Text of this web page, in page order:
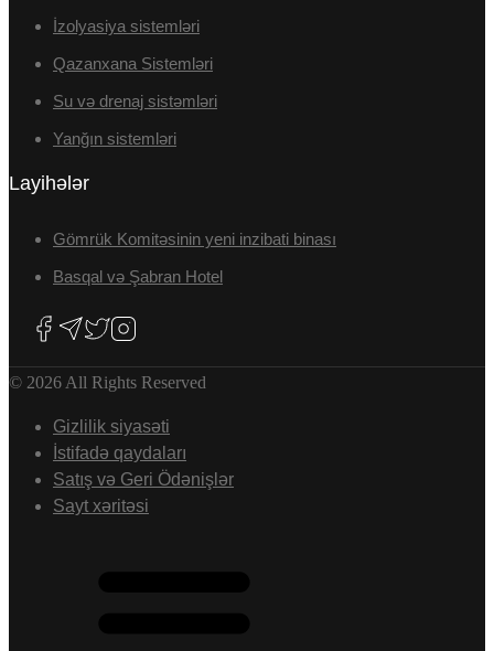
İzolyasiya sistemləri
Qazanxana Sistemləri
Su və drenaj sistəmləri
Yanğın sistemləri
Layihələr
Gömrük Komitəsinin yeni inzibati binası
Basqal və Şabran Hotel
© 2026 All Rights Reserved
Gizlilik siyasəti
İstifadə qaydaları
Satış və Geri Ödənişlər
Sayt xəritəsi